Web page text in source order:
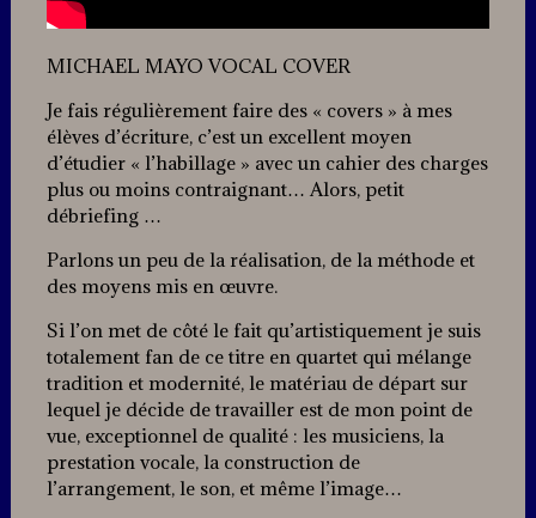
MICHAEL MAYO VOCAL COVER
Je fais régulièrement faire des « covers » à mes
élèves d’écriture, c’est un excellent moyen
d’étudier « l’habillage » avec un cahier des charges
plus ou moins contraignant… Alors, petit
débriefing …
Parlons un peu de la réalisation, de la méthode et
des moyens mis en œuvre.
Si l’on met de côté le fait qu’artistiquement je suis
totalement fan de ce titre en quartet qui mélange
tradition et modernité, le matériau de départ sur
lequel je décide de travailler est de mon point de
vue, exceptionnel de qualité : les musiciens, la
prestation vocale, la construction de
l’arrangement, le son, et même l’image…